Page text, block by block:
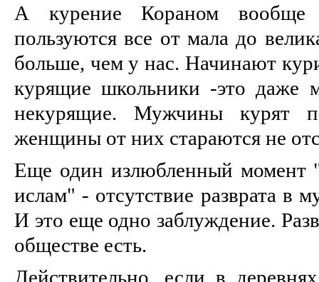
А курение Кораном
пользуются все от мала до
больше, чем у нас. Начинают
курящие школьники -это даже
некурящие. Мужчины курят
женщины от них стараются не
Еще один излюбленный момент
ислам" - отсутствие разврата в
И это еще одно заблуждение.
обществе есть.
Действительно, если в